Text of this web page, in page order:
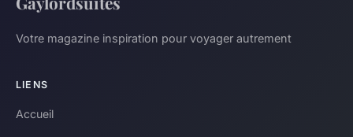
Votre magazine inspiration pour voyager autrement
LIENS
Accueil